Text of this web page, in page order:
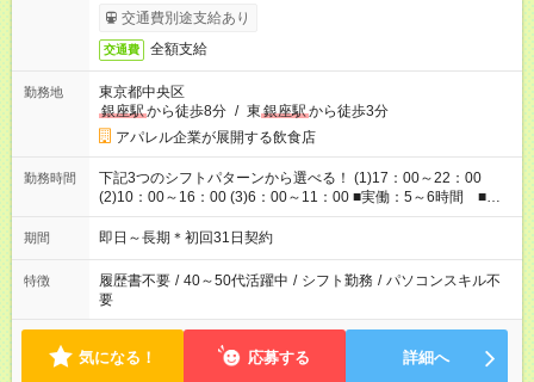
交通費別途支給あり
交通費 全額支給
勤務地
東京都中央区
銀座駅から徒歩8分 / 東 銀座駅から徒歩3分
アパレル企業が展開する飲食店
勤務時間
下記3つのシフトパターンから選べる！ (1)17：00～22：00
(2)10：00～16：00 (3)6：00～11：00 ■実働：5～6時間 ■休
憩0分
期間 即日～長期＊初回31日契約
特徴 履歴書不要 / 40～50代活躍中 / シフト勤務 / パソコンスキル不
要
気になる！ 応募する 詳細へ